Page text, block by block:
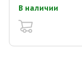
В наличии